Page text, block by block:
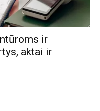
ir
aktai ir